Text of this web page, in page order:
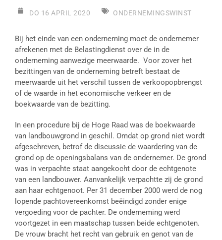
DO 16 APRIL 2020 ONDERNEMINGSWINST
Bij het einde van een onderneming moet de ondernemer
afrekenen met de Belastingdienst over de in de
onderneming aanwezige meerwaarde. Voor zover het
bezittingen van de onderneming betreft bestaat de
meerwaarde uit het verschil tussen de verkoopopbrengst
of de waarde in het economische verkeer en de
boekwaarde van de bezitting.
In een procedure bij de Hoge Raad was de boekwaarde
van landbouwgrond in geschil. Omdat op grond niet wordt
afgeschreven, betrof de discussie de waardering van de
grond op de openingsbalans van de ondernemer. De grond
was in verpachte staat aangekocht door de echtgenote
van een landbouwer. Aanvankelijk verpachtte zij de grond
aan haar echtgenoot. Per 31 december 2000 werd de nog
lopende pachtovereenkomst beëindigd zonder enige
vergoeding voor de pachter. De onderneming werd
voortgezet in een maatschap tussen beide echtgenoten.
De vrouw bracht het recht van gebruik en genot van de